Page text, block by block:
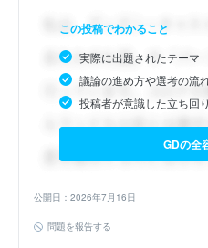
この投稿でわかること
実際に出題されたテーマ
議論の進め方や選考の流
投稿者が意識した立ち回り
GDの全
公開日：2026年7月16日
問題を報告する